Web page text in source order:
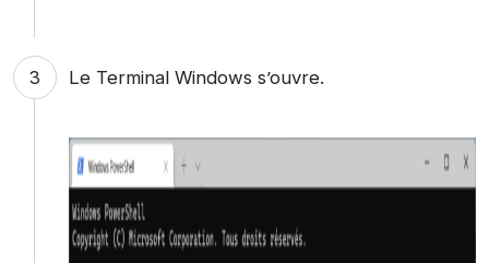
Le Terminal Windows s’ouvre.